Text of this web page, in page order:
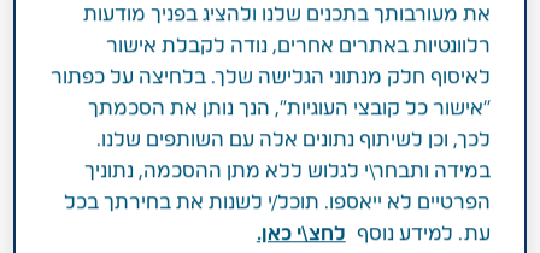
אנחנו נכנסים לתפקיד בן המשפחה באופן
טבעי ובלי לחשוב ואנחנו מבצעים אותו מבלי
להתייחס להשלכות. ליטל לוין, פסיכולוגית
רפואית, שופכת אור על המשמעויות של
התפקיד ומה חיוני לדעת
את מעורבותך בתכנים שלנו ולהציג בפניך מודעות
רלוונטיות באתרים אחרים, נודה לקבלת אישור
לאיסוף חלק מנתוני הגלישה שלך. בלחיצה על כפתור
"אישור כל קובצי העוגיות", הנך נותן את הסכמתך
לכך, וכן לשיתוף נתונים אלה עם השותפים שלנו.
במידה ותבחר\י לגלוש ללא מתן ההסכמה, נתוניך
הפרטיים לא ייאספו. תוכל/י לשנות את בחירתך בכל
עת. למידע נוסף
לחצ\י כאן.